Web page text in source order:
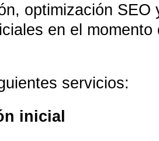
optimización SEO
en el
servicios:
inicial